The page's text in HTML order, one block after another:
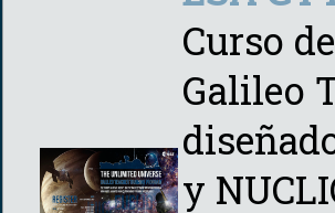
Curso
Galileo
y